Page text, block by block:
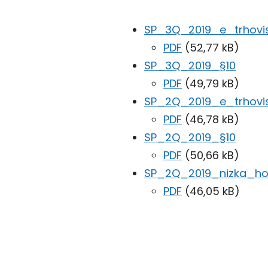
PDF (52,77 kB)
SP_3Q_2019_§10
PDF (49,79 kB)
PDF (46,78 kB)
SP_2Q_2019_§10
PDF (50,66 kB)
PDF (46,05 kB)